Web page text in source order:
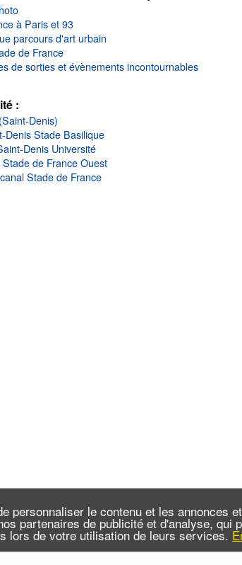
personnaliser le contenu et les
partenaires de publicité et d'analyse,
lors de votre utilisation de leurs services.
à Paris et 93
parcours d'art urbain
de France
de sorties et évènements incontournables
:
Denis)
Denis Stade Basilique
Denis Université
de France Ouest
Stade de France